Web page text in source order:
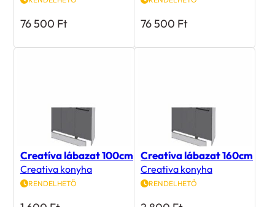
76 500 76 500
Creatíva lábazat 100cm
Creativa konyha
RENDELHETŐ
1 600
Creatíva lábazat 160cm
Creativa konyha
RENDELHETŐ
2 800